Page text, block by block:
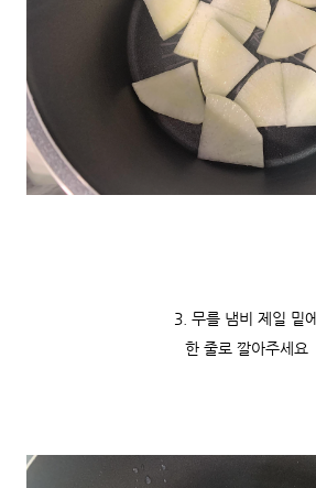
3. 무를 냄비 제일 밑에
한 줄로 깔아주세요